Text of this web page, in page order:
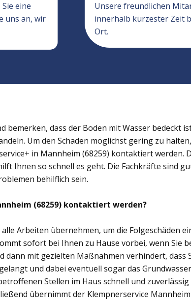
eine
uns an, wir
Unsere freundlichen
innerhalb kürzester Zeit
Ort.
bemerken, dass der Boden mit Wasser bedeckt
Um den Schaden möglichst gering zu
in Mannheim (68259) kontaktiert werden.
Ihnen so schnell es geht. Die Fachkräfte sind
behilflich sein.
(68259) kontaktiert werden?
Arbeiten übernehmen, um die Folgeschäden
sofort bei Ihnen zu Hause vorbei, wenn Sie
dann mit gezielten Maßnahmen verhindert, dass
und dabei eventuell sogar das
Stellen im Haus schnell und
übernimmt der Klempnerservice